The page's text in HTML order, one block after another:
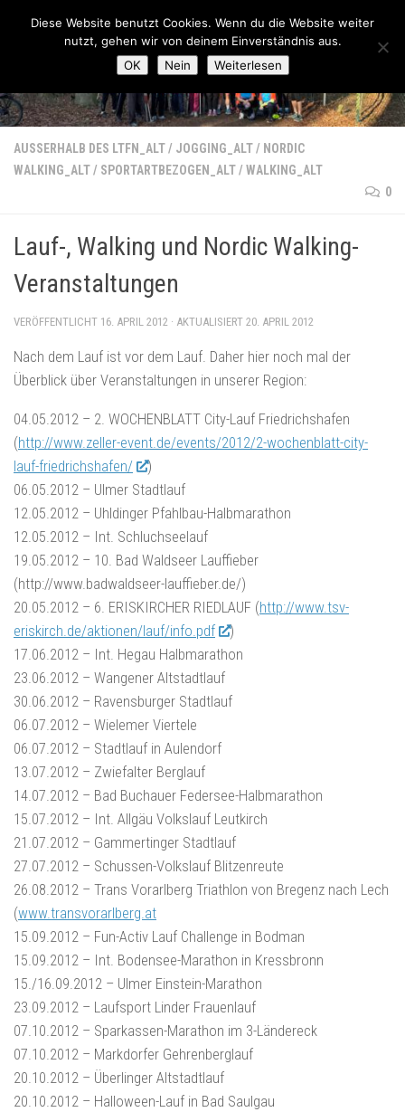
Zum Inhalt springen
Lauftreff-FN
AUSSERHALB DES LTFN_ALT / JOGGING_ALT/ NORDIC
WALKING_ALT/ SPORTARTBEZOGEN_ALT/ WALKING_ALT
0
Lauf-, Walking und Nordic Walking-
Veranstaltungen
VERÖFFENTLICHT 16. APRIL 2012 · AKTUALISIERT 20. APRIL 2012
Nach dem Lauf ist vor dem Lauf. Daher hier noch mal der
Überblick über Veranstaltungen in unserer Region:
04.05.2012 – 2. WOCHENBLATT City-Lauf Friedrichshafen
(http://www.zeller-event.de/events/2012/2-wochenblatt-city-
lauf-friedrichshafen/
)
06.05.2012 – Ulmer Stadtlauf
12.05.2012 – Uhldinger Pfahlbau-Halbmarathon
12.05.2012 – Int. Schluchseelauf
19.05.2012 – 10. Bad Waldseer Lauffieber
(http://www.badwaldseer-lauffieber.de/)
20.05.2012 – 6. ERISKIRCHER RIEDLAUF (http://www.tsv-
eriskirch.de/aktionen/lauf/info.pdf
)
17.06.2012 – Int. Hegau Halbmarathon
23.06.2012 – Wangener Altstadtlauf
30.06.2012 – Ravensburger Stadtlauf
06.07.2012 – Wielemer Viertele
06.07.2012 – Stadtlauf in Aulendorf
13.07.2012 – Zwiefalter Berglauf
14.07.2012 – Bad Buchauer Federsee-Halbmarathon
15.07.2012 – Int. Allgäu Volkslauf Leutkirch
21.07.2012 – Gammertinger Stadtlauf
27.07.2012 – Schussen-Volkslauf Blitzenreute
26.08.2012 – Trans Vorarlberg Triathlon von Bregenz nach Lech
(www.transvorarlberg.at
15.09.2012 – Fun-Activ Lauf Challenge in Bodman
15.09.2012 – Int. Bodensee-Marathon in Kressbronn
15./16.09.2012 – Ulmer Einstein-Marathon
23.09.2012 – Laufsport Linder Frauenlauf
07.10.2012 – Sparkassen-Marathon im 3-Ländereck
07.10.2012 – Markdorfer Gehrenberglauf
20.10.2012 – Überlinger Altstadtlauf
20.10.2012 – Halloween-Lauf in Bad Saulgau
Diese Website benutzt Cookies. Wenn du die Website weiter
nutzt, gehen wir von deinem Einverständnis aus.
OK
Nein Weiterlesen